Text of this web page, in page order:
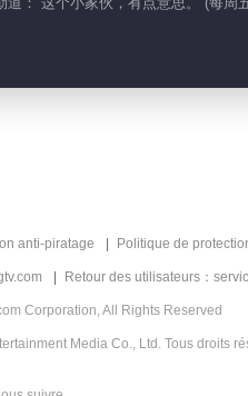
anti-piratage Politique de
Retour des utilisateurs：
Corporation, All Rights Reserved
Media Co., Ltd. Tous droits